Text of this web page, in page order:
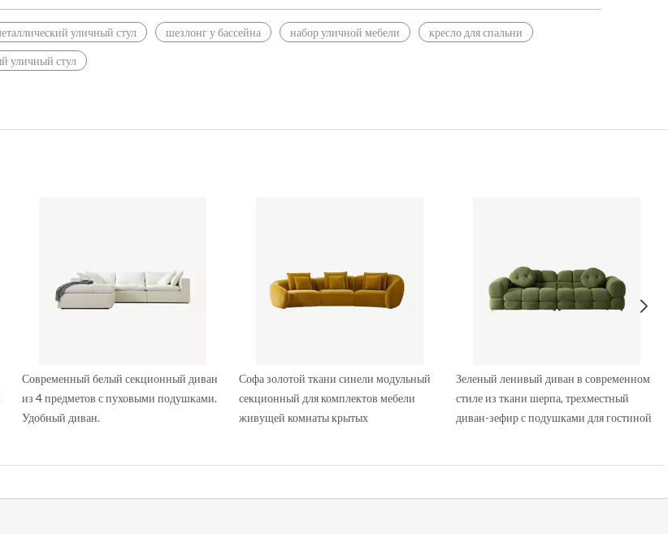
уличный стул шезлонг у бассейна набор уличной мебели кресло для спальни
уличный стул
Современный белый секционный диван
из 4 предметов с пуховыми подушками.
Удобный диван.
Софа золотой ткани синели модульный
секционный для комплектов мебели
живущей комнаты крытых
Зеленый ленивый диван в современном
стиле из ткани шерпа, трехместный
диван-зефир с подушками для гостиной